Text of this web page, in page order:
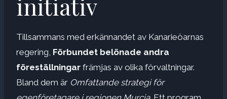
initiativ
Tillsammans med erkännandet av Kanarieöarnas
regering, Förbundet belönade andra
föreställningar främjas av olika förvaltningar.
Bland dem är Omfattande strategi för